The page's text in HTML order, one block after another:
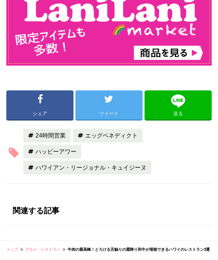
シェア ツイート 送る
24時間営業 エッグベネディクト
ハッピーアワー
ハワイアン・リージョナル・キュイジーヌ
関連する記事
トップ グルメ・レストラン 牛肉の最高峰！とろける舌触りの霜降り和牛が堪能できるハワイのレストラン3選